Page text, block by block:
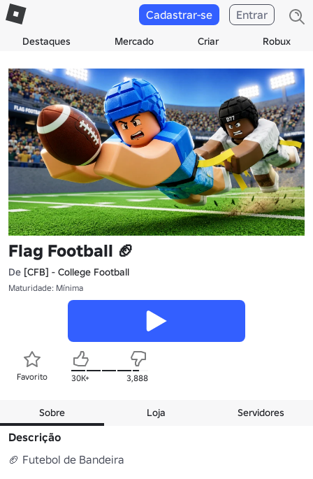
Destaques Mercado Criar Robux
Cadastrar-se Entrar
Flag Football 🏈
De [CFB] - College Football
Maturidade: Mínima
Favorito 30K+ 3,888
Sobre Loja Servidores
Descrição
🏈 Futebol de Bandeira